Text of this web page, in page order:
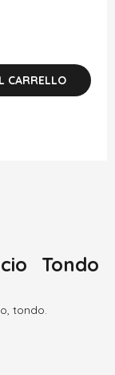
CARRELLO
Tondo
tondo.